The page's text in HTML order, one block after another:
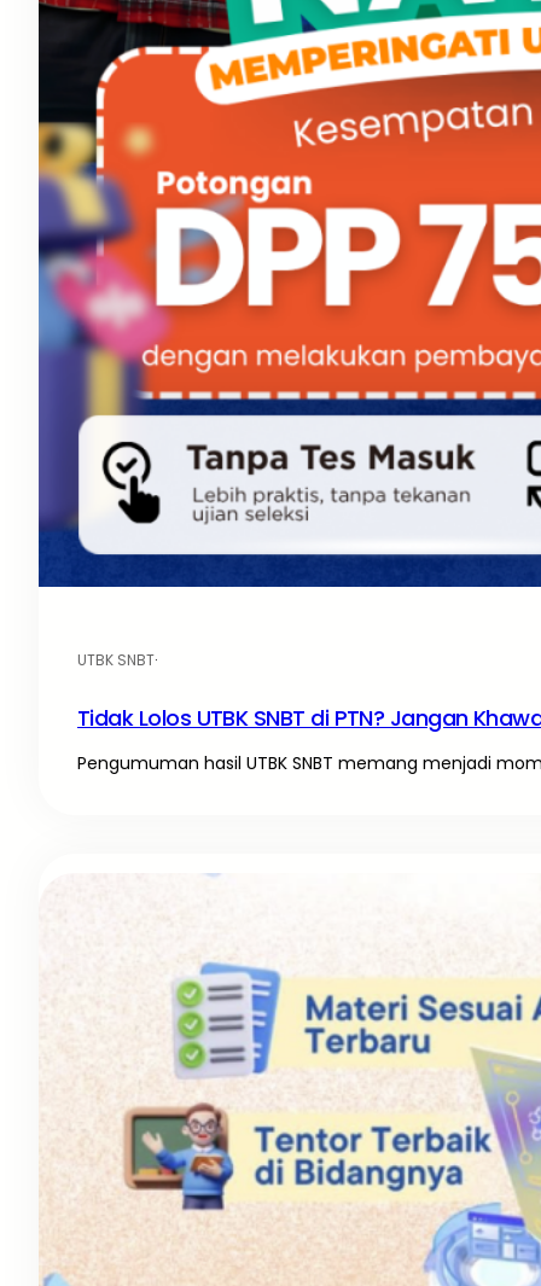
UTBK SNBT·
Tidak Lolos UTBK SNBT di PTN? Jangan
Pengumuman hasil UTBK SNBT memang menjadi